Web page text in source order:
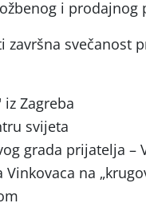
i prodajnog
svečanost
Zagreba
svijeta
grada prijatelja –
na